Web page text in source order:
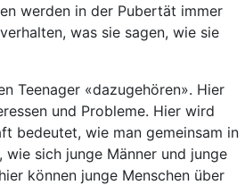
werden in der Pubertät immer
was sie sagen, wie sie
Teenager «dazugehören». Hier
und Probleme. Hier wird
bedeutet, wie man gemeinsam in
sich junge Männer und junge
können junge Menschen über